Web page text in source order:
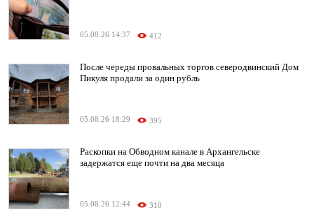
05.08.26 14:37 412
После череды провальных торгов северодвинский Дом
Пикуля продали за один рубль
05.08.26 18:29 395
Раскопки на Обводном канале в Архангельске
задержатся еще почти на два месяца
05.08.26 12:44 310